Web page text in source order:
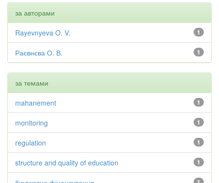
за авторами
1
Rayevnyeva O. V.
1
Раєвнєва О. В.
за темами
1
mahanement
1
monitoring
1
regulation
1
structure and quality of education